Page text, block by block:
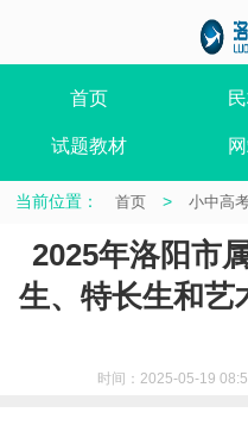
首页
试题教材
当前位置： 首页 > 小中高
2025年洛阳市
生、特长生和艺
时间：2025-05-19